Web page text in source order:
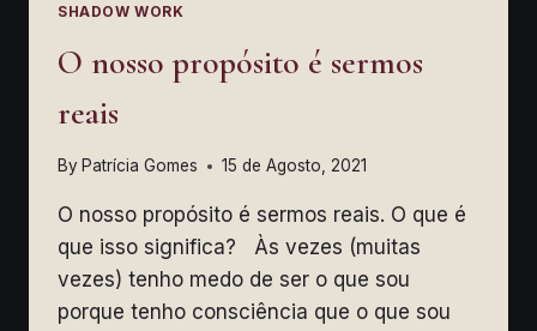
SHADOW WORK
O nosso propósito é sermos
reais
By Patrícia Gomes 15 de Agosto, 2021
O nosso propósito é sermos reais. O que é
que isso significa? Às vezes (muitas
vezes) tenho medo de ser o que sou
porque tenho consciência que o que sou